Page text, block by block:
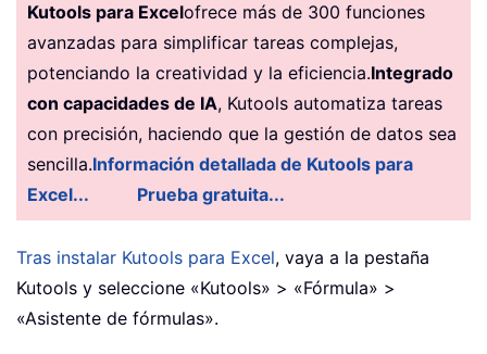
Kutools para Excelofrece más de 300 funciones
avanzadas para simplificar tareas complejas,
potenciando la creatividad y la eficiencia.Integrado
con capacidades de IA, Kutools automatiza tareas
con precisión, haciendo que la gestión de datos sea
sencilla.Información detallada de Kutools para
Excel...
Prueba gratuita...
Tras instalar Kutools para Excel, vaya a la pestaña
Kutools y seleccione «Kutools» > «Fórmula» >
«Asistente de fórmulas».